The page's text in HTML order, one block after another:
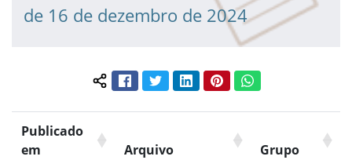
de 16 de dezembro de 2024
Compartilhar conteúdo:
FacebookTwitterLinkedInPinterestWhatsApp
Publicado
em
Arquivo Grupo